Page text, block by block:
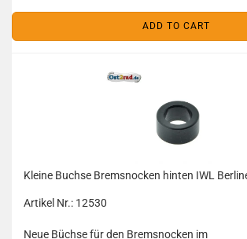
ADD TO CART
Kleine Buchse Bremsnocken hinten IWL
Artikel Nr.: 12530
Neue Büchse für den Bremsnocken im